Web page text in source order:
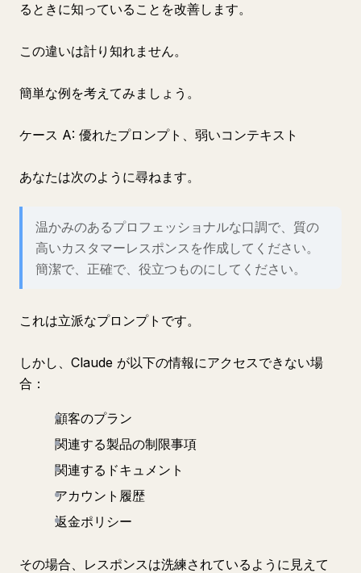
るときに知っていることを改善します。
この違いは計り知れません。
簡単な例を考えてみましょう。
ケース A: 優れたプロンプト、弱いコンテキスト
あなたは次のように尋ねます。
温かみのあるプロフェッショナルな口調で、質の
高いカスタマーレスポンスを作成してください。
簡潔で、正確で、役立つものにしてください。
これは立派なプロンプトです。
しかし、Claude が以下の情報にアクセスできない場
合：
顧客のプラン
関連する製品の制限事項
関連するドキュメント
アカウント履歴
返金ポリシー
その場合、レスポンスは洗練されているように見えて